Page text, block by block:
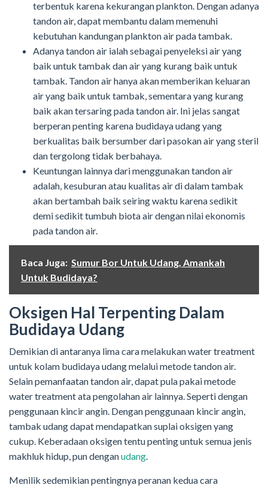
terbentuk karena kekurangan plankton. Dengan adanya
tandon air, dapat membantu dalam memenuhi
kebutuhan kandungan plankton air pada tambak.
Adanya tandon air ialah sebagai penyeleksi air yang
baik untuk tambak dan air yang kurang baik untuk
tambak. Tandon air hanya akan memberikan keluaran
air yang baik untuk tambak, sementara yang kurang
baik akan tersaring pada tandon air. Ini jelas sangat
berperan penting karena budidaya udang yang
berkualitas baik bersumber dari pasokan air yang steril
dan tergolong tidak berbahaya.
Keuntungan lainnya dari menggunakan tandon air
adalah, kesuburan atau kualitas air di dalam tambak
akan bertambah baik seiring waktu karena sedikit
demi sedikit tumbuh biota air dengan nilai ekonomis
pada tandon air.
Baca Juga: Sumur Bor Untuk Udang, Amankah
Untuk Budidaya?
Oksigen Hal Terpenting Dalam
Budidaya Udang
Demikian di antaranya lima cara melakukan water treatment
untuk kolam budidaya udang melalui metode tandon air.
Selain pemanfaatan tandon air, dapat pula pakai metode
water treatment ata pengolahan air lainnya. Seperti dengan
penggunaan kincir angin. Dengan penggunaan kincir angin,
tambak udang dapat mendapatkan suplai oksigen yang
cukup. Keberadaan oksigen tentu penting untuk semua jenis
makhluk hidup, pun denganudang
Menilik sedemikian pentingnya peranan kedua cara